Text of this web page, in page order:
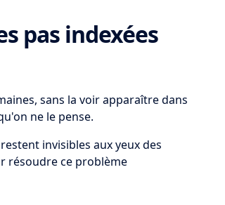
pas indexées
sans la voir apparaître dans
ne le pense.
invisibles aux yeux des
résoudre ce problème